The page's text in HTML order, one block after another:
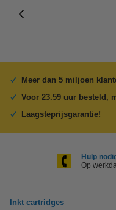
Meer dan 5 miljoen
Voor 23.59 uur besteld,
Laagsteprijsgarantie!
Hulp
Op
Inkt cartridges